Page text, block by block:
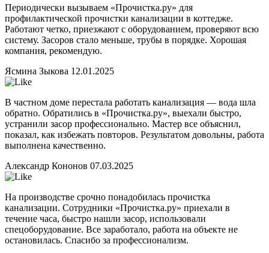
Периодически вызываем «Прочистка.ру» для
профилактической прочистки канализации в коттедже.
Работают четко, приезжают с оборудованием, проверяют всю
систему. Засоров стало меньше, трубы в порядке. Хорошая
компания, рекомендую.
Ясмина Зыкова 12.01.2025
В частном доме перестала работать канализация — вода шла
обратно. Обратились в «Прочистка.ру», выехали быстро,
устранили засор профессионально. Мастер все объяснил,
показал, как избежать повторов. Результатом довольны, работа
выполнена качественно.
Александр Кононов 07.03.2025
На производстве срочно понадобилась прочистка
канализации. Сотрудники «Прочистка.ру» приехали в
течение часа, быстро нашли засор, использовали
спецоборудование. Все заработало, работа на объекте не
остановилась. Спасибо за профессионализм.